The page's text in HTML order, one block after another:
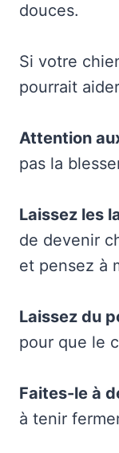
douces.
Si votre
pourrait
Attention
pas la
Laissez les
de devenir
et pensez à
Laissez du
pour que le
Faites-le à
à tenir